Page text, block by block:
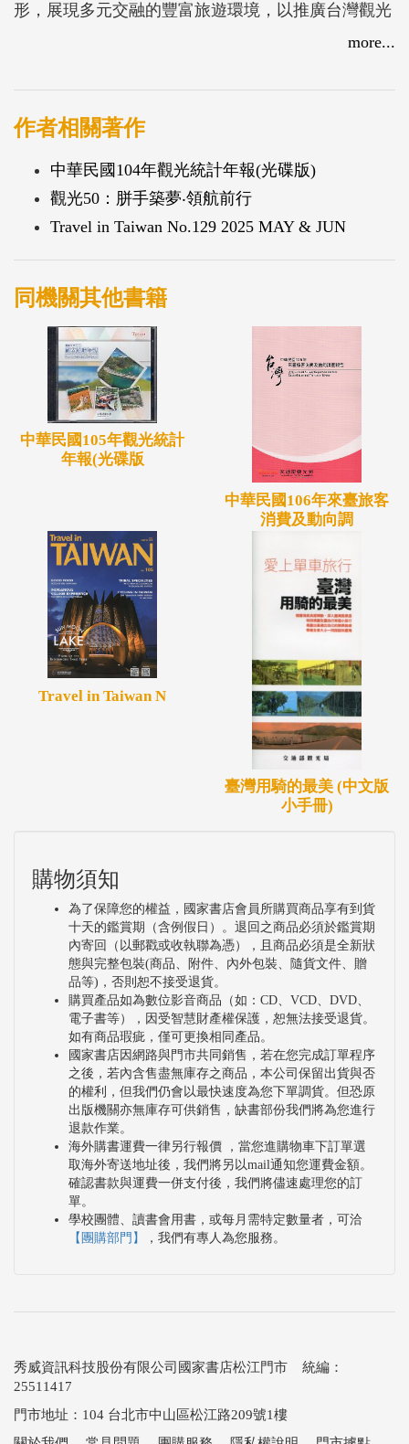
形，展現多元交融的豐富旅遊環境，以推廣台灣觀光
more...
作者相關著作
中華民國104年觀光統計年報(光碟版)
觀光50：胼手築夢‧領航前行
Travel in Taiwan No.129 2025 MAY & JUN
同機關其他書籍
中華民國105年觀光統計
年報(光碟版
中華民國106年來臺旅客
消費及動向調
Travel in Taiwan N
臺灣用騎的最美 (中文版
小手冊)
購物須知
為了保障您的權益，國家書店會員所購買商品享有到貨
十天的鑑賞期（含例假日）。退回之商品必須於鑑賞期
內寄回（以郵戳或收執聯為憑），且商品必須是全新狀
態與完整包裝(商品、附件、內外包裝、隨貨文件、贈
品等)，否則恕不接受退貨。
購買產品如為數位影音商品（如：CD、VCD、DVD、
電子書等），因受智慧財產權保護，恕無法接受退貨。
如有商品瑕疵，僅可更換相同產品。
國家書店因網路與門市共同銷售，若在您完成訂單程序
之後，若內含售盡無庫存之商品，本公司保留出貨與否
的權利，但我們仍會以最快速度為您下單調貨。但恐原
出版機關亦無庫存可供銷售，缺書部份我們將為您進行
退款作業。
海外購書運費一律另行報價 ，當您進購物車下訂單選
取海外寄送地址後，我們將另以mail通知您運費金額。
確認書款與運費一併支付後，我們將儘速處理您的訂
單。
學校團體、讀書會用書，或每月需特定數量者，可洽
【團購部門】
，我們有專人為您服務。
秀威資訊科技股份有限公司國家書店松江門市 統編：
25511417
門市地址：104 台北市中山區松江路209號1樓